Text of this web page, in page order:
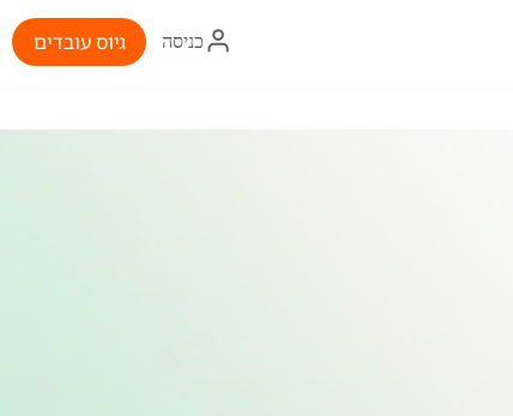
איקון
התחברות
כניסה גיוס עובדים